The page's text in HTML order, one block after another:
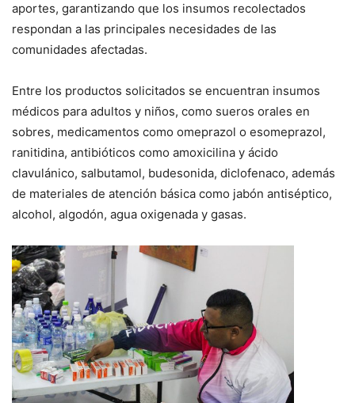
aportes, garantizando que los insumos recolectados
respondan a las principales necesidades de las
comunidades afectadas.
Entre los productos solicitados se encuentran insumos
médicos para adultos y niños, como sueros orales en
sobres, medicamentos como omeprazol o esomeprazol,
ranitidina, antibióticos como amoxicilina y ácido
clavulánico, salbutamol, budesonida, diclofenaco, además
de materiales de atención básica como jabón antiséptico,
alcohol, algodón, agua oxigenada y gasas.